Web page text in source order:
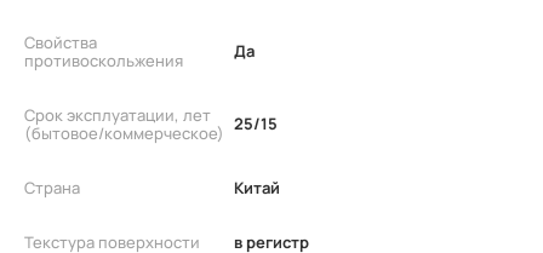
Свойства
противоскольжения
Да
Срок эксплуатации, лет
(бытовое/коммерческое) 25/15
Страна Китай
Текстура поверхности в регистр